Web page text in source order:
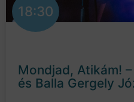
18:30
Mondjad, Atikám!
és Balla Gergely